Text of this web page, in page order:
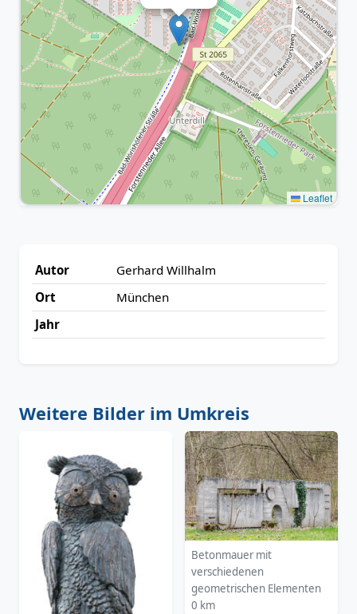
Leaflet
Autor
Gerhard Willhalm
Ort
München
Jahr
Weitere Bilder im Umkreis
Betonmauer mit
verschiedenen
geometrischen Elementen
0 km